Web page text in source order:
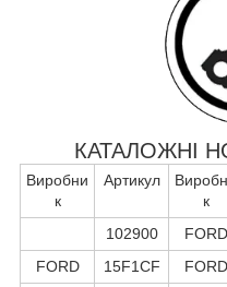
КАТАЛОЖНІ
Виробни
к
Артикул
к
102900 FORD
FORD
15F1CF FORD